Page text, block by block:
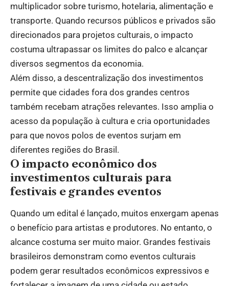
multiplicador sobre turismo, hotelaria, alimentação e
transporte. Quando recursos públicos e privados são
direcionados para projetos culturais, o impacto
costuma ultrapassar os limites do palco e alcançar
diversos segmentos da economia.
Além disso, a descentralização dos investimentos
permite que cidades fora dos grandes centros
também recebam atrações relevantes. Isso amplia o
acesso da população à cultura e cria oportunidades
para que novos polos de eventos surjam em
diferentes regiões do Brasil.
O impacto econômico dos
investimentos culturais para
festivais e grandes eventos
Quando um edital é lançado, muitos enxergam apenas
o benefício para artistas e produtores. No entanto, o
alcance costuma ser muito maior. Grandes festivais
brasileiros demonstram como eventos culturais
podem gerar resultados econômicos expressivos e